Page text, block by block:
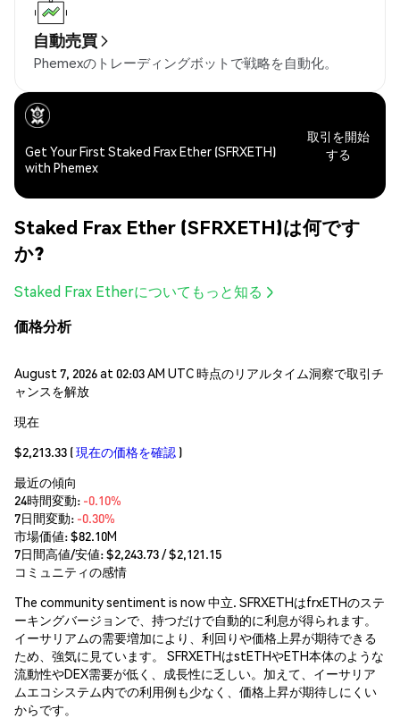
自動売買
Phemexのトレーディングボットで戦略を自動化。
Get Your First Staked Frax Ether (SFRXETH)
with Phemex
取引を開始
する
Staked Frax Ether (SFRXETH)は何です
か?
Staked Frax Etherについてもっと知る
価格分析
August 7, 2026 at 02:03 AM UTC 時点のリアルタイム洞察で取引チ
ャンスを解放
現在
$2,213.33 (現在の価格を確認 )
最近の傾向
24時間変動: -0.10%
7日間変動: -0.30%
市場価値:$82.10M
7日間高値/安値: $2,243.73/ $2,121.15
コミュニティの感情
The community sentiment is now 中立. SFRXETHはfrxETHのステ
ーキングバージョンで、持つだけで自動的に利息が得られます。
イーサリアムの需要増加により、利回りや価格上昇が期待できる
ため、強気に見ています。 SFRXETHはstETHやETH本体のような
流動性やDEX需要が低く、成長性に乏しい。加えて、イーサリア
ムエコシステム内での利用例も少なく、価格上昇が期待しにくい
からです。